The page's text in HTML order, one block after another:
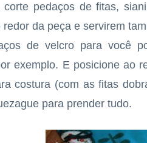
corte pedaços de fitas,
redor da peça e servirem
de velcro para você
exemplo. E posicione ao
costura (com as fitas
para prender tudo.